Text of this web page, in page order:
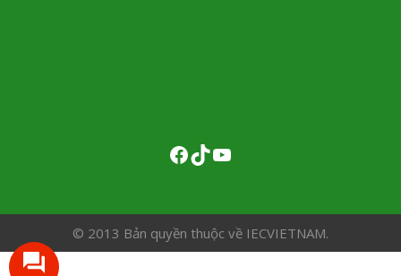
© 2013 Bản quyền thuộc về IECVIETNAM.